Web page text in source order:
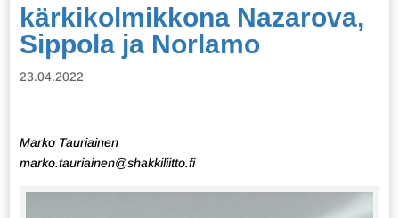
kärkikolmikkona Nazarova,
Sippola ja Norlamo
23.04.2022
Marko Tauriainen
marko.tauriainen@shakkiliitto.fi